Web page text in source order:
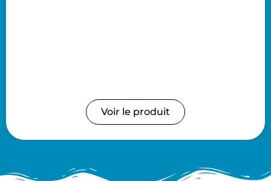
Voir le produit